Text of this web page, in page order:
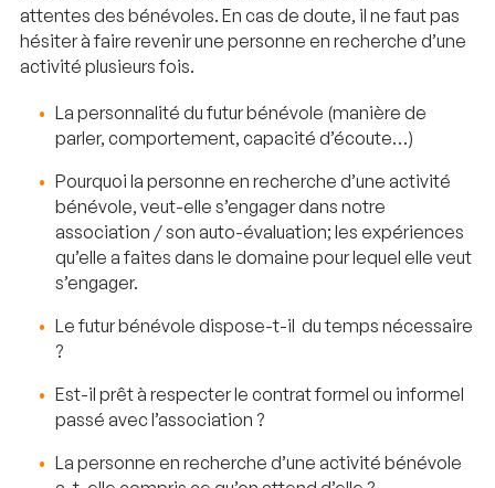
attentes des bénévoles. En cas de doute, il ne faut pas
hésiter à faire revenir une personne en recherche d’une
activité plusieurs fois.
La personnalité du futur bénévole (manière de
parler, comportement, capacité d’écoute…)
Pourquoi la personne en recherche d’une activité
bénévole, veut-elle s’engager dans notre
association / son auto-évaluation; les expériences
qu’elle a faites dans le domaine pour lequel elle veut
s’engager.
Le futur bénévole dispose-t-il du temps nécessaire
?
Est-il prêt à respecter le contrat formel ou informel
passé avec l’association ?
La personne en recherche d’une activité bénévole